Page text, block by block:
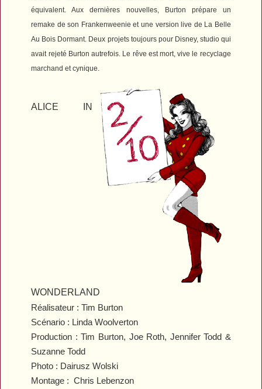
équivalent. Aux dernières nouvelles, Burton prépare un
remake de son Frankenweenie et une version live de La Belle
Au Bois Dormant . Deux projets toujours pour Disney, studio qui
avait rejeté Burton autrefois. Le rêve est mort, vive le recyclage
marchand et cynique.
ALICE IN
WONDERLAND
Réalisateur : Tim Burton
Scénario : Linda Woolverton
Production : Tim Burton, Joe Roth, Jennifer Todd &
Suzanne Todd
Photo : Dairusz Wolski
Montage : Chris Lebenzon